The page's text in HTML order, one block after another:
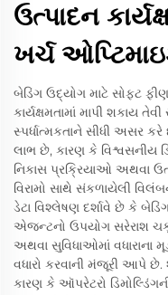
ઉત્પાદન
ખર્ચ
બેડિંગ ઉદ્યોગ માટે સોફ્ટ
કાર્યક્ષમતામાં માપી શકાય
સ્પર્ધાત્મકતાને સીધી અસર
લાભ છે, કારણ કે વિશ્વસનીય
નિકાસ પ્રક્રિયાઓ અથવા
વિરામો સાથે સંકળાયેલી
ડેટા વિશ્લેષણ દર્શાવે છે કે
એજન્ટનો ઉપયોગ સરેરાશ
અથવા સુવિધાઓમાં વધારાના
વધારો કરવાની મંજૂરી આપે છે.
કારણ કે ઑપરેટરો